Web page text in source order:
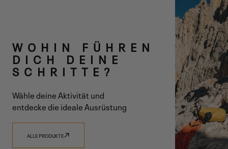
ZWEI LINIEN
EINE VISION
ENTDECKE TRADIZIONE
WOHIN FÜHREN
DICH DEINE
SCHRITTE?
Wähle deine Aktivität und
entdecke die ideale Ausrüstung
ALLE PRODUKTE